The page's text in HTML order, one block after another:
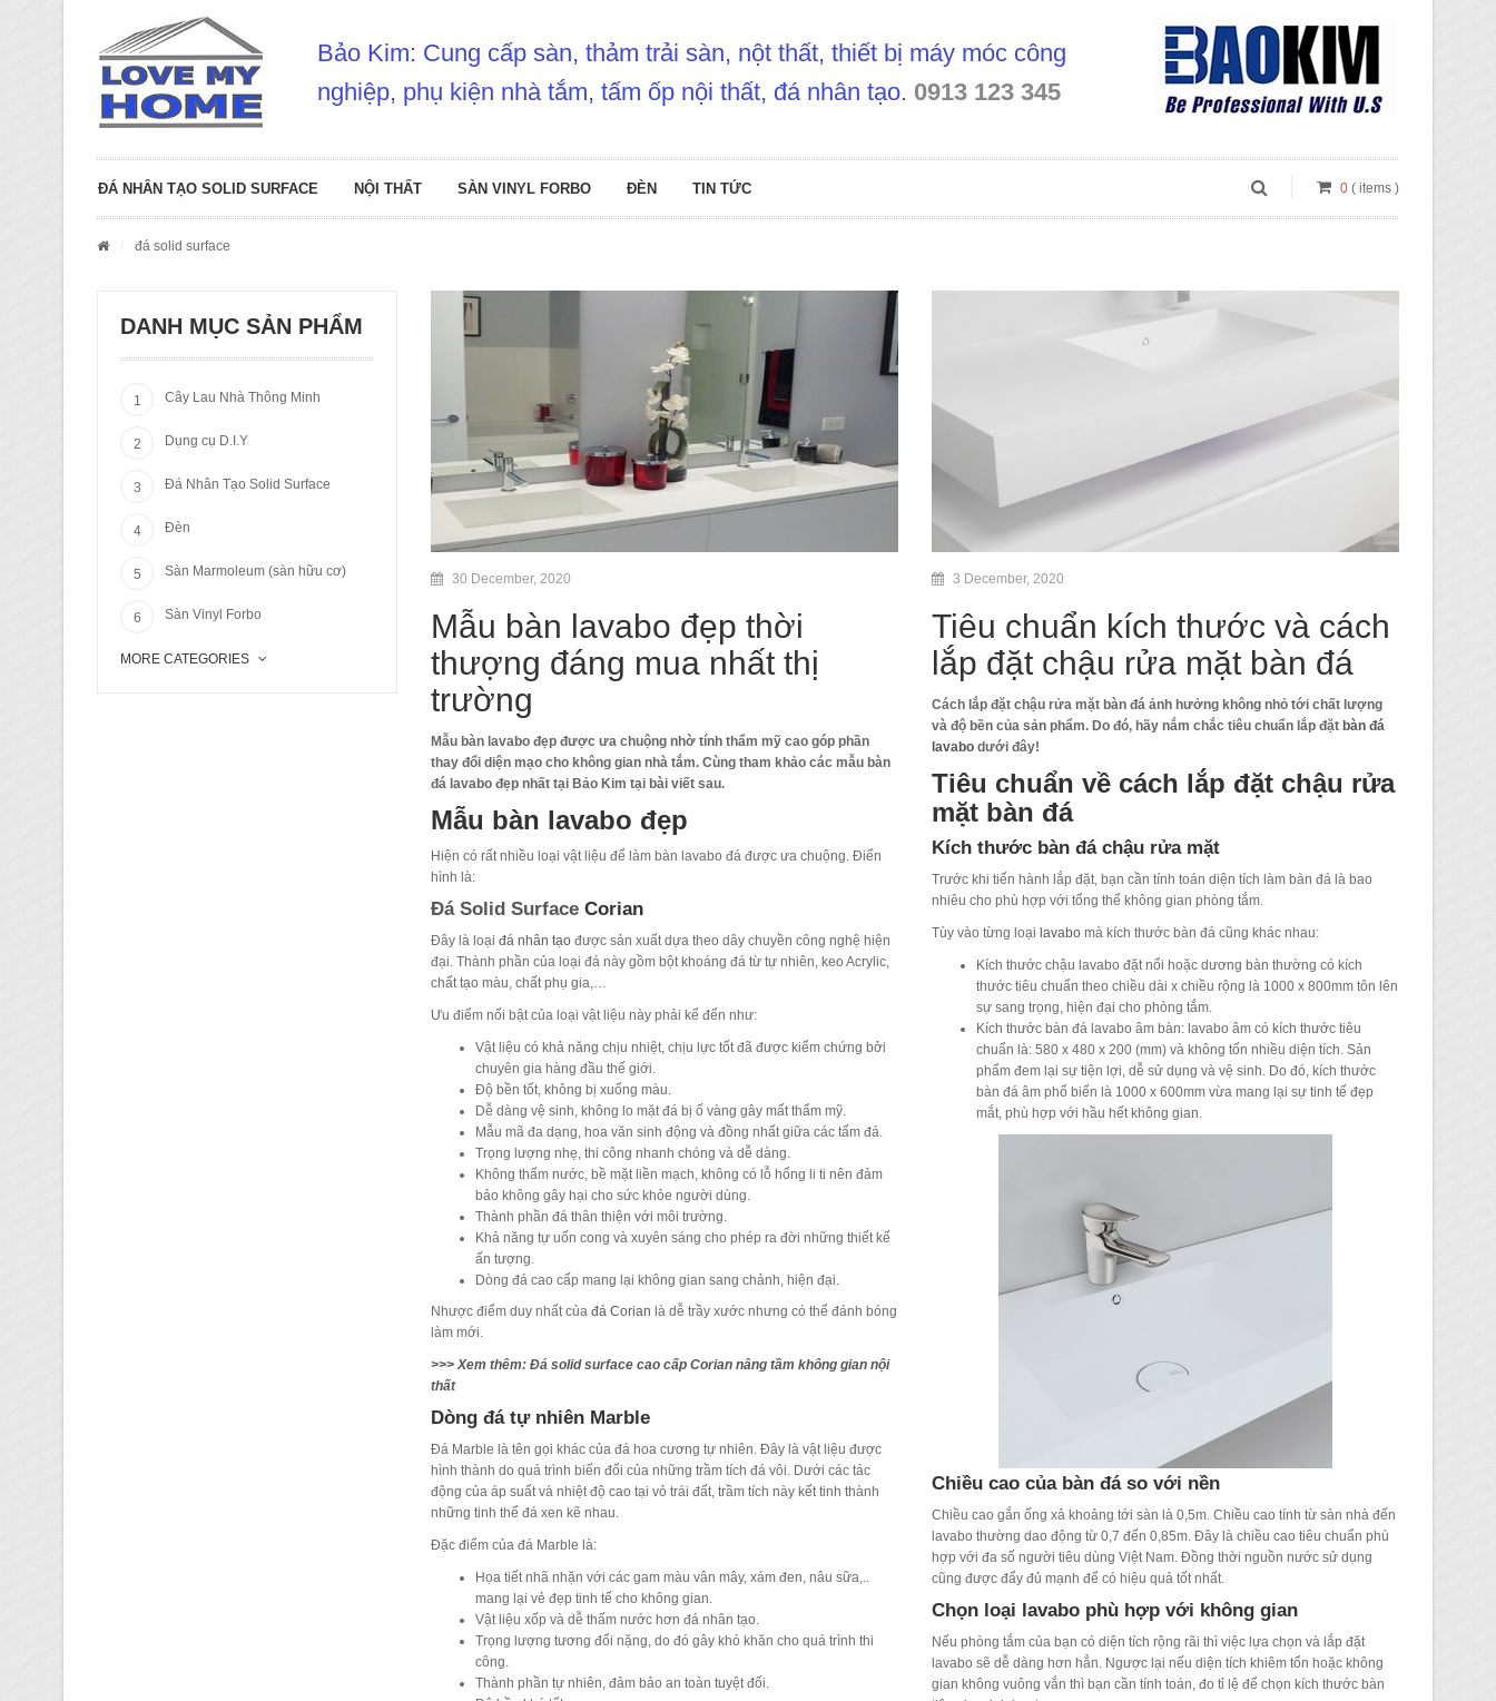
Bảo Kim: Cung cấp sàn, thảm trải sàn, nột thất, thiết bị máy móc công
nghiệp, phụ kiện nhà tắm, tấm ốp nội thất, đá nhân tạo. 0913 123 345
ĐÁ NHÂN TẠO SOLID SURFACE NỘI THẤT SÀN VINYL FORBO ĐÈN TIN TỨC 0 ( items )
đá solid surface
DANH MỤC SẢN PHẨM
Cây Lau Nhà Thông Minh
Dụng cụ D.I.Y
Đá Nhân Tạo Solid Surface
Đèn
Sàn Marmoleum (sàn hữu cơ)
Sàn Vinyl Forbo
MORE CATEGORIES
30 December, 2020
Mẫu bàn lavabo đẹp thời
thượng đáng mua nhất thị
trường
Mẫu bàn lavabo đẹp được ưa chuộng nhờ tính thẩm mỹ cao góp phần
thay đổi diện mạo cho không gian nhà tắm. Cùng tham khảo các mẫu bàn
đá lavabo đẹp nhất tại Bảo Kim tại bài viết sau.
Mẫu bàn lavabo đẹp
Hiện có rất nhiều loại vật liệu để làm bàn lavabo đá được ưa chuộng. Điển
hình là:
Đá Solid Surface Corian
Đây là loại đá nhân tạo được sản xuất dựa theo dây chuyền công nghệ hiện
đại. Thành phần của loại đá này gồm bột khoáng đá từ tự nhiên, keo Acrylic,
chất tạo màu, chất phụ gia,…
Ưu điểm nổi bật của loại vật liệu này phải kể đến như:
Vật liệu có khả năng chịu nhiệt, chịu lực tốt đã được kiểm chứng bởi
chuyên gia hàng đầu thế giới.
Độ bền tốt, không bị xuống màu.
Dễ dàng vệ sinh, không lo mặt đá bị ố vàng gây mất thẩm mỹ.
Mẫu mã đa dạng, hoa văn sinh động và đồng nhất giữa các tấm đá.
Trọng lượng nhẹ, thi công nhanh chóng và dễ dàng.
Không thấm nước, bề mặt liền mạch, không có lỗ hổng li ti nên đảm
bảo không gây hại cho sức khỏe người dùng.
Thành phần đá thân thiện với môi trường.
Khả năng tự uốn cong và xuyên sáng cho phép ra đời những thiết kế
ấn tượng.
Dòng đá cao cấp mang lại không gian sang chảnh, hiện đại.
Nhược điểm duy nhất của đá Corian là dễ trầy xước nhưng có thể đánh bóng
làm mới.
>>> Xem thêm: Đá solid surface cao cấp Corian nâng tầm không gian nội
thất
Dòng đá tự nhiên Marble
Đá Marble là tên gọi khác của đá hoa cương tự nhiên. Đây là vật liệu được
hình thành do quá trình biến đổi của những trầm tích đá vôi. Dưới các tác
động của áp suất và nhiệt độ cao tại vỏ trái đất, trầm tích này kết tinh thành
những tinh thể đá xen kẽ nhau.
Đặc điểm của đá Marble là:
Họa tiết nhã nhặn với các gam màu vân mây, xám đen, nâu sữa,..
mang lại vẻ đẹp tinh tế cho không gian.
Vật liệu xốp và dễ thấm nước hơn đá nhân tạo.
Trọng lượng tương đối nặng, do đó gây khó khăn cho quá trình thi
công.
Thành phần tự nhiên, đảm bảo an toàn tuyệt đối.
3 December, 2020
Tiêu chuẩn kích thước và cách
lắp đặt chậu rửa mặt bàn đá
Cách lắp đặt chậu rửa mặt bàn đá ảnh hưởng không nhỏ tới chất lượng
và độ bền của sản phẩm. Do đó, hãy nắm chắc tiêu chuẩn lắp đặt bàn đá
lavabo dưới đây!
Tiêu chuẩn về cách lắp đặt chậu rửa
mặt bàn đá
Kích thước bàn đá chậu rửa mặt
Trước khi tiến hành lắp đặt, bạn cần tính toán diện tích làm bàn đá là bao
nhiêu cho phù hợp với tổng thể không gian phòng tắm.
Tùy vào từng loại lavabo mà kích thước bàn đá cũng khác nhau:
Kích thước chậu lavabo đặt nổi hoặc dương bàn thường có kích
thước tiêu chuẩn theo chiều dài x chiều rộng là 1000 x 800mm tôn lên
sự sang trọng, hiện đại cho phòng tắm.
Kích thước bàn đá lavabo âm bàn: lavabo âm có kích thước tiêu
chuẩn là: 580 x 480 x 200 (mm) và không tốn nhiều diện tích. Sản
phẩm đem lại sự tiện lợi, dễ sử dụng và vệ sinh. Do đó, kích thước
bàn đá âm phổ biến là 1000 x 600mm vừa mang lại sự tinh tế đẹp
mắt, phù hợp với hầu hết không gian.
Chiều cao của bàn đá so với nền
Chiều cao gắn ống xả khoảng tới sàn là 0,5m. Chiều cao tính từ sàn nhà đến
lavabo thường dao động từ 0,7 đến 0,85m. Đây là chiều cao tiêu chuẩn phù
hợp với đa số người tiêu dùng Việt Nam. Đồng thời nguồn nước sử dụng
cũng được đẩy đủ mạnh để có hiệu quả tốt nhất.
Chọn loại lavabo phù hợp với không gian
Nếu phòng tắm của bạn có diện tích rộng rãi thì việc lựa chọn và lắp đặt
lavabo sẽ dễ dàng hơn hẳn. Ngược lại nếu diện tích khiêm tốn hoặc không
gian không vuông vắn thì bạn cần tính toán, đo tỉ lệ để chọn kích thước bàn